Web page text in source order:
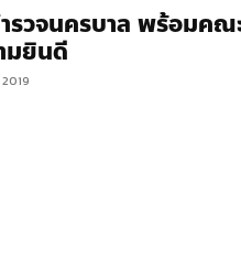
รวจ​นครบาล​ พร้อมคณ
มยินดี
2019